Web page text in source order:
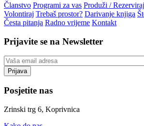
Članstvo Programi za vas Produži / Rezerviraj
Volontiraj Trebaš prostor? Darivanje knjiga
Česta pitanja Radno vrijeme Kontakt
Prijavite se na Newsletter
Posjetite nas
Zrinski trg 6, Koprivnica